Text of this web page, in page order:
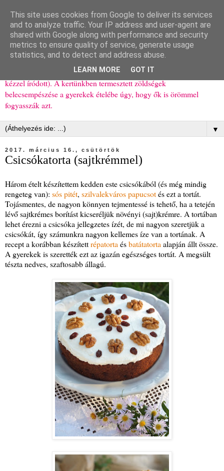
Ízőrző
Kisgyerekes család kipróbált, többnyire egészséges ételeket
bemutató receptjei a mindennapokra (mert a papírfecniket folyton
elhagyom) és gyerekeimnek ajándékba (mint régen, csak ez nem
kézzel íródott). A kertünkben termesztett zöldségek
belecsempészése a gyerekek ételébe úgy, hogy ők is örömmel
fogyasszák azt.
▼
2017. március 16., csütörtök
Csicsókatorta (sajtkrémmel)
Három ételt készítettem kedden este csicsókából (és még mindig
rengeteg van): sós pitét, szilvalekváros papucsotés ezt a tortát.
Tojásmentes, de nagyon könnyen tejmentessé is tehető, ha a tetején
lévő sajtkrémes borítást kicseréljük növényi (sajt)krémre. A tortában
lehet érezni a csicsóka jellegzetes ízét, de mi nagyon szeretjük a
csicsókát, így számunkra nagyon kellemes íze van a tortának. A
recept a korábban készítettrépatorta ésbatátatorta alapján állt össze.
A gyerekek is szerették ezt az igazán egészséges tortát. A megsült
tészta nedves, szaftosabb állagú.
This site uses cookies from Google to deliver its services
and to analyze traffic. Your IP address and user-agent are
shared with Google along with performance and security
metrics to ensure quality of service, generate usage
statistics, and to detect and address abuse.
LEARN MORE GOT IT